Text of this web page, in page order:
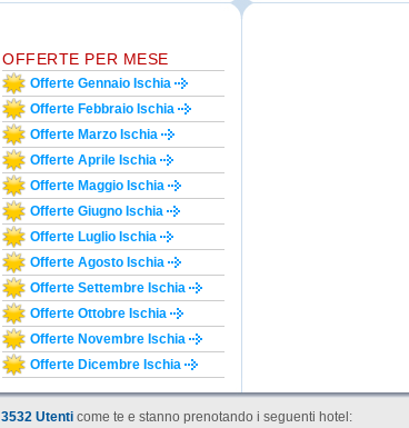
OFFERTE PER MESE
Offerte Gennaio Ischia
Offerte Febbraio Ischia
Offerte Marzo Ischia
Offerte Aprile Ischia
Offerte Maggio Ischia
Offerte Giugno Ischia
Offerte Luglio Ischia
Offerte Agosto Ischia
Offerte Settembre Ischia
Offerte Ottobre Ischia
Offerte Novembre Ischia
Offerte Dicembre Ischia
3532 Utenti come te e stanno prenotando i seguenti hotel: